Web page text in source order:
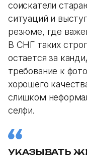
соискатели
ситуаций и
резюме, где
В СНГ таких
остается за
требование к
хорошего
слишком
селфи.
УКАЗЫВАТЬ